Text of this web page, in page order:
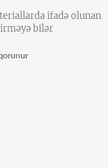
ifadə olunan
bilər